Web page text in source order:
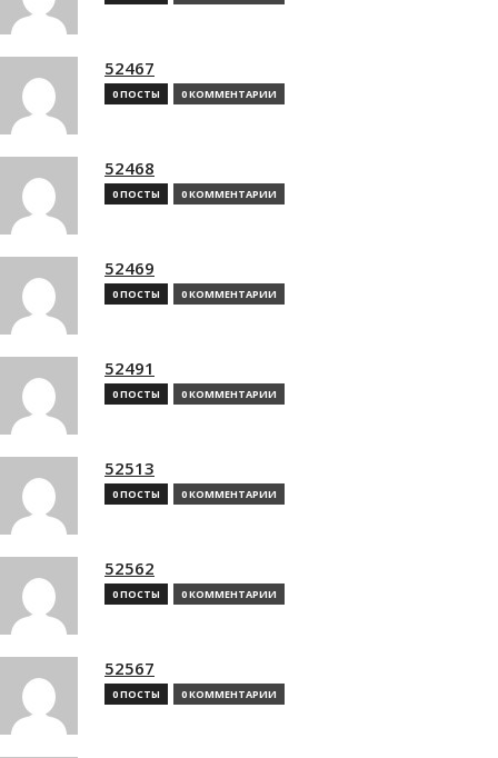
52467
0 ПОСТЫ 0 КОММЕНТАРИИ
52468
0 ПОСТЫ 0 КОММЕНТАРИИ
52469
0 ПОСТЫ 0 КОММЕНТАРИИ
52491
0 ПОСТЫ 0 КОММЕНТАРИИ
52513
0 ПОСТЫ 0 КОММЕНТАРИИ
52562
0 ПОСТЫ 0 КОММЕНТАРИИ
52567
0 ПОСТЫ 0 КОММЕНТАРИИ